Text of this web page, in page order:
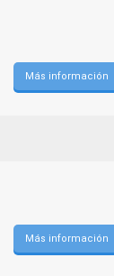
Más información
Más información